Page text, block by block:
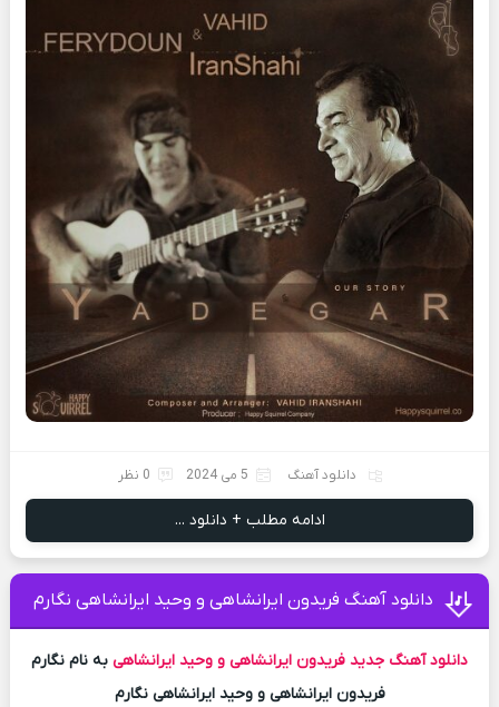
دانلود آهنگ 5 می 2024 0 نظر
ادامه مطلب + دانلود ...
دانلود آهنگ فریدون ایرانشاهی و وحید ایرانشاهی نگارم
دانلود آهنگ جدید فریدون ایرانشاهی و وحید ایرانشاهی به نام نگارم
فریدون ایرانشاهی و وحید ایرانشاهی نگارم